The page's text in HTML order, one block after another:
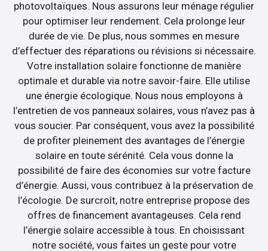
photovoltaïques. Nous assurons leur ménage régulier
pour optimiser leur rendement. Cela prolonge leur
durée de vie. De plus, nous sommes en mesure
d’effectuer des réparations ou révisions si nécessaire.
Votre installation solaire fonctionne de manière
optimale et durable via notre savoir-faire. Elle utilise
une énergie écologique. Nous nous employons à
l’entretien de vos panneaux solaires, vous n’avez pas à
vous soucier. Par conséquent, vous avez la possibilité
de profiter pleinement des avantages de l’énergie
solaire en toute sérénité. Cela vous donne la
possibilité de faire des économies sur votre facture
d’énergie. Aussi, vous contribuez à la préservation de
l’écologie. De surcroît, notre entreprise propose des
offres de financement avantageuses. Cela rend
l’énergie solaire accessible à tous. En choisissant
notre société, vous faites un geste pour votre